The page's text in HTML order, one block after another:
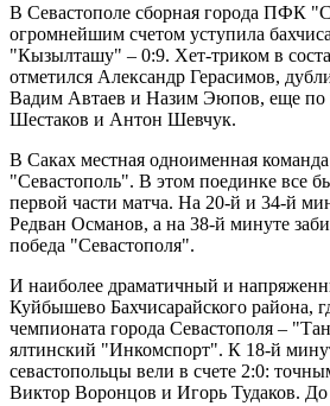
В Севастополе сборная города ПФК
огромнейшим счетом уступила
"Кызылташу" – 0:9. Хет-триком в
отметился Александр Герасимов,
Вадим Автаев и Назим Эюпов, еще по
Шестаков и Антон Шевчук.
В Саках местная одноименная
"Севастополь". В этом поединке все
первой части матча. На 20-й и 34-й
Редван Османов, а на 38-й минуте
победа "Севастополя".
И наиболее драматичный и
Куйбышево Бахчисарайского района,
чемпионата города Севастополя –
ялтинский "Инкомспорт". К 18-й
севастопольцы вели в счете 2:0:
Виктор Воронцов и Игорь Тудаков.